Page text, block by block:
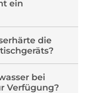
ein
die
bei
Verfügung?